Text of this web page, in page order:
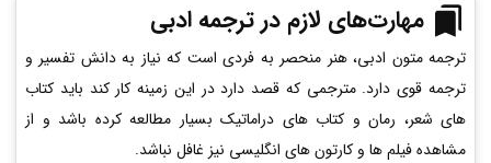
مهارت‌های لازم در ترجمه ادبی
ترجمه متون ادبی، هنر منحصر به فردی است که نیاز به دانش تفسیر و
ترجمه قوی دارد. مترجمی که قصد دارد در این زمینه کار کند باید کتاب
های شعر، رمان و کتاب های دراماتیک بسیار مطالعه کرده باشد و از
مشاهده فیلم ها و کارتون های انگلیسی نیز غافل نباشد.